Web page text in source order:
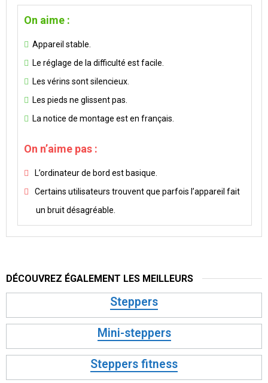
On aime :
Appareil stable.
Le réglage de la difficulté est facile.
Les vérins sont silencieux.
Les pieds ne glissent pas.
La notice de montage est en français.
On n’aime pas :
L’ordinateur de bord est basique.
Certains utilisateurs trouvent que parfois l’appareil fait
un bruit désagréable.
DÉCOUVREZ ÉGALEMENT LES MEILLEURS
Steppers
Mini-steppers
Steppers fitness